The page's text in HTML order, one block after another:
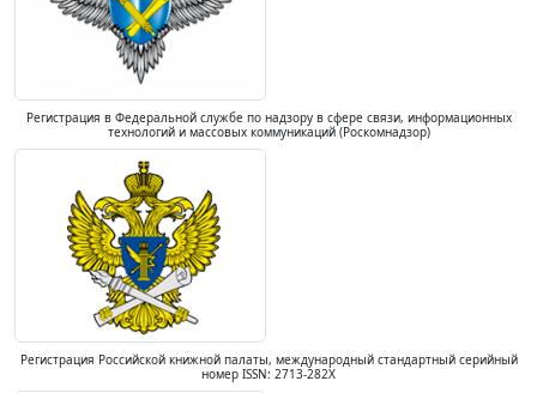
Регистрация в Федеральной службе по надзору в сфере связи, информационных
технологий и массовых коммуникаций (Роскомнадзор)
Регистрация Российской книжной палаты, международный стандартный серийный
номер ISSN: 2713-282X